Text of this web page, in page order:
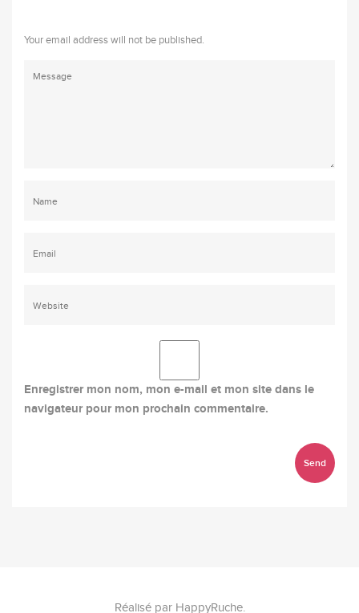
Your email address will not be published.
Enregistrer mon nom, mon e-mail et mon site dans le
navigateur pour mon prochain commentaire.
Réalisé par HappyRuche.